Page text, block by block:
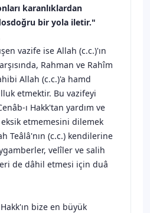
karanlıklardan
bir yola iletir."
vazife ise Allah (c.c.)'ın
Rahman ve Rahîm
Allah (c.c.)'a hamd
etmektir. Bu vazifeyi
ı Hakk'tan yardım ve
etmemesini dilemek
Teâlâ'nın (c.c.) kendilerine
velîler ve salih
de dâhil etmesi için duâ
bize en büyük